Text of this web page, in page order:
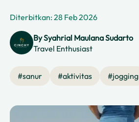
Diterbitkan: 28 Feb 2026
BySyahrial Maulana Sudarto
Travel Enthusiast
#sanur #aktivitas #jogging